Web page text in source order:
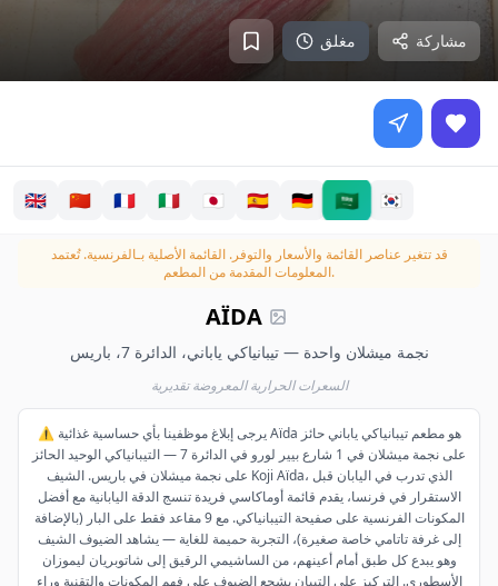
مغلق مشاركة
🇬🇧 🇨🇳 🇫🇷 🇮🇹 🇯🇵 🇪🇸 🇩🇪 🇸🇦 🇰🇷
قد تتغير عناصر القائمة والأسعار والتوفر. القائمة الأصلية بـالفرنسية. تُعتمد
المعلومات المقدمة من المطعم.
AÏDA
نجمة ميشلان واحدة — تيبانياكي ياباني، الدائرة 7، باريس
السعرات الحرارية المعروضة تقديرية
⚠️ يرجى إبلاغ موظفينا بأي حساسية غذائية Aïda هو مطعم تيبانياكي ياباني حائز
على نجمة ميشلان في 1 شارع بيير لورو في الدائرة 7 — التيبانياكي الوحيد الحائز
على نجمة ميشلان في باريس. الشيف Koji Aïda، الذي تدرب في اليابان قبل
الاستقرار في فرنسا، يقدم قائمة أوماكاسي فريدة تنسج الدقة اليابانية مع أفضل
المكونات الفرنسية على صفيحة التيبانياكي. مع 9 مقاعد فقط على البار (بالإضافة
إلى غرفة تاتامي خاصة صغيرة)، التجربة حميمة للغاية — يشاهد الضيوف الشيف
وهو يبدع كل طبق أمام أعينهم، من الساشيمي الرقيق إلى شاتوبريان ليموزان
الأسطوري. التركيز على التيبان يشجع الضيوف على فهم المكونات والتقنية وراء